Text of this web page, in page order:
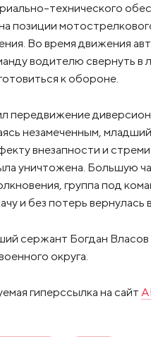
технического
позиции
Во время движения
водителю свернуть в
к обороне.
передвижение
незамеченным,
внезапности и
уничтожена. Большую
группа под
и без потерь вернулась
сержант Богдан
округа.
гиперссылка на сайт